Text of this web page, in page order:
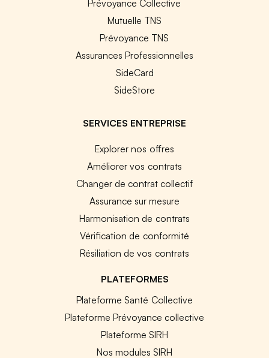
Prévoyance Collective
Mutuelle TNS
Prévoyance TNS
Assurances Professionnelles
SideCard
SideStore
SERVICES ENTREPRISE
Explorer nos offres
Améliorer vos contrats
Changer de contrat collectif
Assurance sur mesure
Harmonisation de contrats
Vérification de conformité
Résiliation de vos contrats
PLATEFORMES
Plateforme Santé Collective
Plateforme Prévoyance collective
Plateforme SIRH
Nos modules SIRH